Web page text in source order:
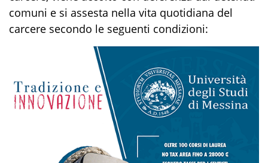
comuni e si assesta nella vita quotidiana del
carcere secondo le seguenti condizioni: